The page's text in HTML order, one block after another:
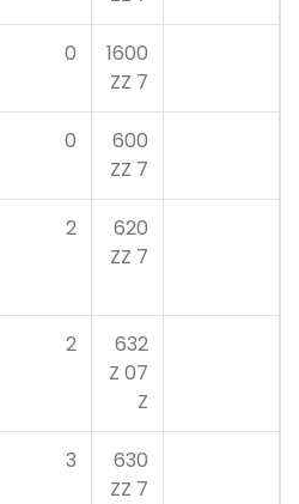
1600
7 ZZ
0
600
7 ZZ
0
620
7 ZZ
2
632
07 Z
Z
2
630
7 ZZ
3